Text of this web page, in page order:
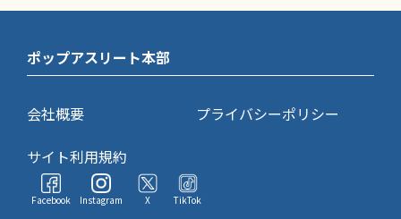
ポップアスリート本部
会社概要
プライバシーポリシー
サイト利用規約
Facebook Instagram X TikTok